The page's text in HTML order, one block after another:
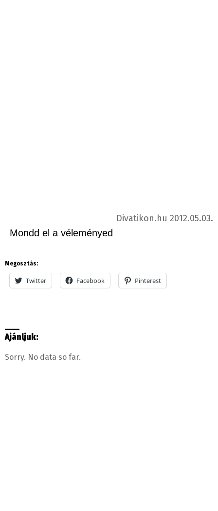
Divatikon.hu 2012.05.03.
Mondd el a véleményed
Megosztás:
Twitter Facebook Pinterest
Ajánljuk:
Sorry. No data so far.